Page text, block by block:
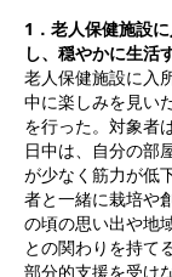
1 ．老人保健施設
し、穏やかに生活
老人保健施設に入
中に楽しみを見い
を行った。対象者
日中は、自分の部
が少なく筋力が低
者と一緒に栽培や
の頃の思い出や地
との関わりを持て
部分的支援を受け